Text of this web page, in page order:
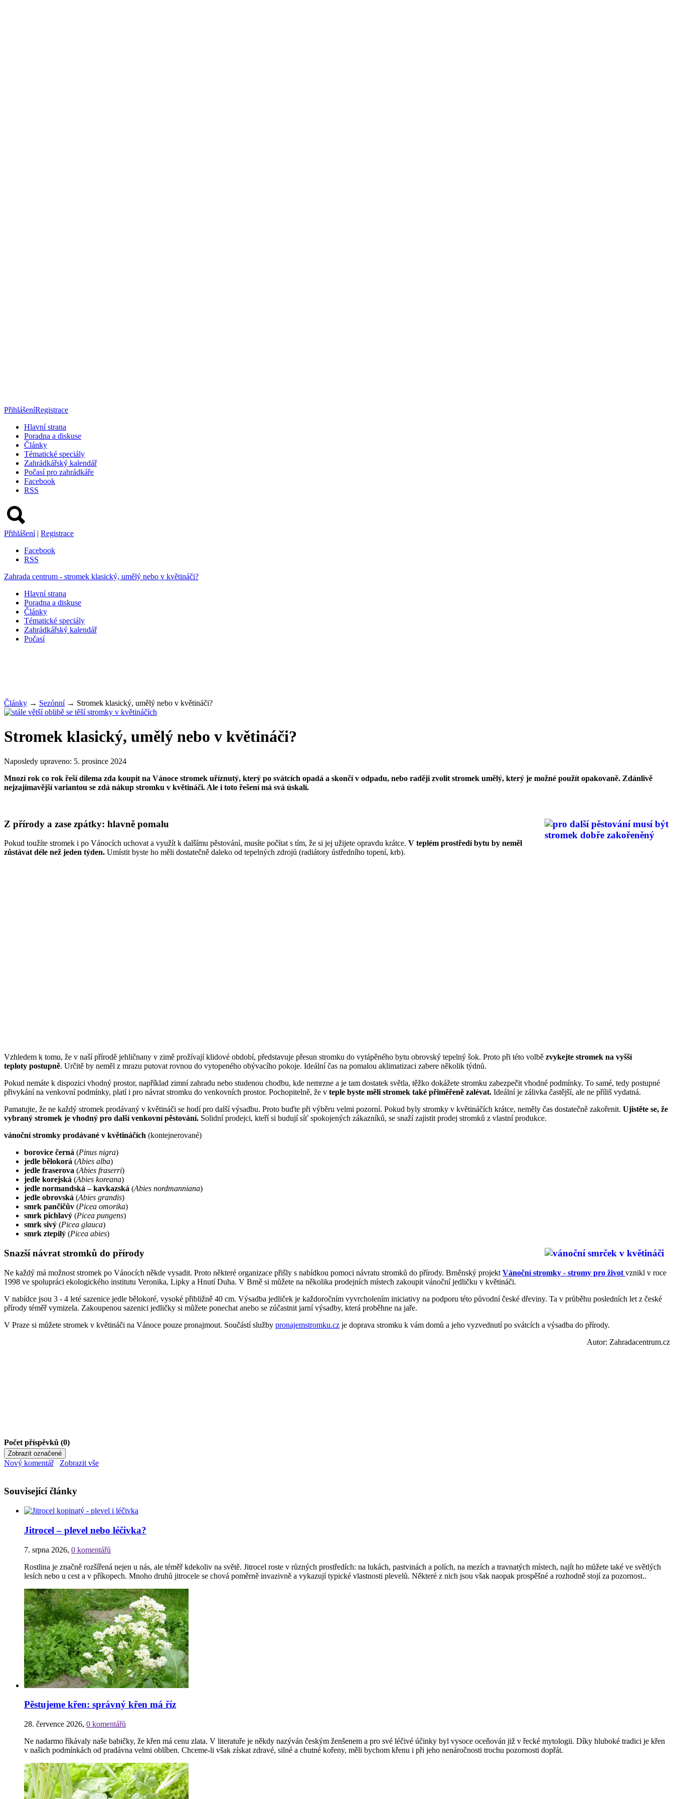
PřihlášeníRegistrace
Hlavní strana
Poradna a diskuse
Články
Tématické speciály
Zahrádkářský kalendář
Počasí pro zahrádkáře
Facebook
RSS
Přihlášení | Registrace
Facebook
RSS
Zahrada centrum - stromek klasický, umělý nebo v květináči?
Hlavní strana
Poradna a diskuse
Články
Tématické speciály
Zahrádkářský kalendář
Počasí
Články → Sezónní→ Stromek klasický, umělý nebo v květináči?
Stromek klasický, umělý nebo v květináči?
Naposledy upraveno: 5. prosince 2024
Mnozí rok co rok řeší dilema zda koupit na Vánoce stromek uříznutý, který po svátcích opadá a skončí v odpadu, nebo raději zvolit stromek umělý, který je možné použít opakovaně. Zdánlivě
nejzajímavější variantou se zdá nákup stromku v květináči. Ale i toto řešení má svá úskalí.
Z přírody a zase zpátky: hlavně pomalu
Pokud toužíte stromek i po Vánocích uchovat a využít k dalšímu pěstování, musíte počítat s tím, že si jej užijete opravdu krátce. V teplém prostředí bytu by neměl
zůstávat déle než jeden týden. Umístit byste ho měli dostatečně daleko od tepelných zdrojů (radiátory ústředního topení, krb).
Vzhledem k tomu, že v naší přírodě jehličnany v zimě prožívají klidové období, představuje přesun stromku do vytápěného bytu obrovský tepelný šok. Proto při této volbě zvykejte stromek na vyšší
teploty postupně. Určitě by neměl z mrazu putovat rovnou do vytopeného obývacího pokoje. Ideální čas na pomalou aklimatizaci zabere několik týdnů.
Pokud nemáte k dispozici vhodný prostor, například zimní zahradu nebo studenou chodbu, kde nemrzne a je tam dostatek světla, těžko dokážete stromku zabezpečit vhodné podmínky. To samé, tedy postupné
přivykání na venkovní podmínky, platí i pro návrat stromku do venkovních prostor. Pochopitelně, že v teple byste měli stromek také přiměřeně zalévat. Ideální je zálivka častější, ale ne příliš vydatná.
Pamatujte, že ne každý stromek prodávaný v květináči se hodí pro další výsadbu. Proto buďte při výběru velmi pozorní. Pokud byly stromky v květináčích krátce, neměly čas dostatečně zakořenit. Ujistěte se, že
vybraný stromek je vhodný pro další venkovní pěstování. Solidní prodejci, kteří si budují síť spokojených zákazníků, se snaží zajistit prodej stromků z vlastní produkce.
vánoční stromky prodávané v květináčích (kontejnerované)
borovice černá (Pinus nigra)
jedle bělokorá (Abies alba)
jedle fraserova (Abies fraserri)
jedle korejská (Abies koreana)
jedle normandská – kavkazská (Abies nordmanniana)
jedle obrovská (Abies grandis)
smrk pančičův (Picea omorika)
smrk pichlavý (Picea pungens)
smrk sivý (Picea glauca)
smrk ztepilý (Picea abies)
Snazší návrat stromků do přírody
Ne každý má možnost stromek po Vánocích někde vysadit. Proto některé organizace přišly s nabídkou pomoci návratu stromků do přírody. Brněnský projekt Vánoční stromky - stromy pro život vznikl v roce
1998 ve spolupráci ekologického institutu Veronika, Lipky a Hnutí Duha. V Brně si můžete na několika prodejních místech zakoupit vánoční jedličku v květináči.
V nabídce jsou 3 - 4 leté sazenice jedle bělokoré, vysoké přibližně 40 cm. Výsadba jedliček je každoročním vyvrcholením iniciativy na podporu této původní české dřeviny. Ta v průběhu posledních let z české
přírody téměř vymizela. Zakoupenou sazenici jedličky si můžete ponechat anebo se zúčastnit jarní výsadby, která proběhne na jaře.
V Praze si můžete stromek v květináči na Vánoce pouze pronajmout. Součástí služby pronajemstromku.cz je doprava stromku k vám domů a jeho vyzvednutí po svátcích a výsadba do přírody.
Autor: Zahradacentrum.cz
Počet příspěvků (0)
Nový komentář Zobrazit vše
Související články
Jitrocel – plevel nebo léčivka?
7. srpna 2026, 0 komentářů
Rostlina je značně rozšířená nejen u nás, ale téměř kdekoliv na světě. Jitrocel roste v různých prostředích: na lukách, pastvinách a polích, na mezích a travnatých místech, najít ho můžete také ve světlých
lesích nebo u cest a v příkopech. Mnoho druhů jitrocele se chová poměrně invazivně a vykazují typické vlastnosti plevelů. Některé z nich jsou však naopak prospěšné a rozhodně stojí za pozornost..
Pěstujeme křen: správný křen má říz
28. července 2026, 0 komentářů
Ne nadarmo říkávaly naše babičky, že křen má cenu zlata. V literatuře je někdy nazýván českým ženšenem a pro své léčivé účinky byl vysoce oceňován již v řecké mytologii. Díky hluboké tradici je křen
v našich podmínkách od pradávna velmi oblíben. Chceme-li však získat zdravé, silné a chutné kořeny, měli bychom křenu i při jeho nenáročnosti trochu pozornosti dopřát.